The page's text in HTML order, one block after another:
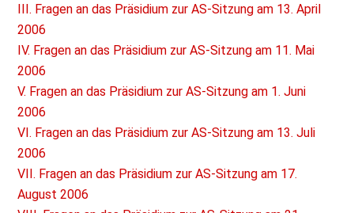
III. Fragen an das Präsidium zur AS-Sitzung am 13. April
2006
IV. Fragen an das Präsidium zur AS-Sitzung am 11. Mai
2006
V. Fragen an das Präsidium zur AS-Sitzung am 1. Juni
2006
VI. Fragen an das Präsidium zur AS-Sitzung am 13. Juli
2006
VII. Fragen an das Präsidium zur AS-Sitzung am 17.
August 2006